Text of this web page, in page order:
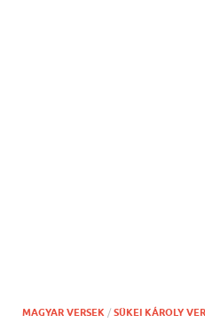
MAGYAR VERSEK / SÜKEI KÁROLY